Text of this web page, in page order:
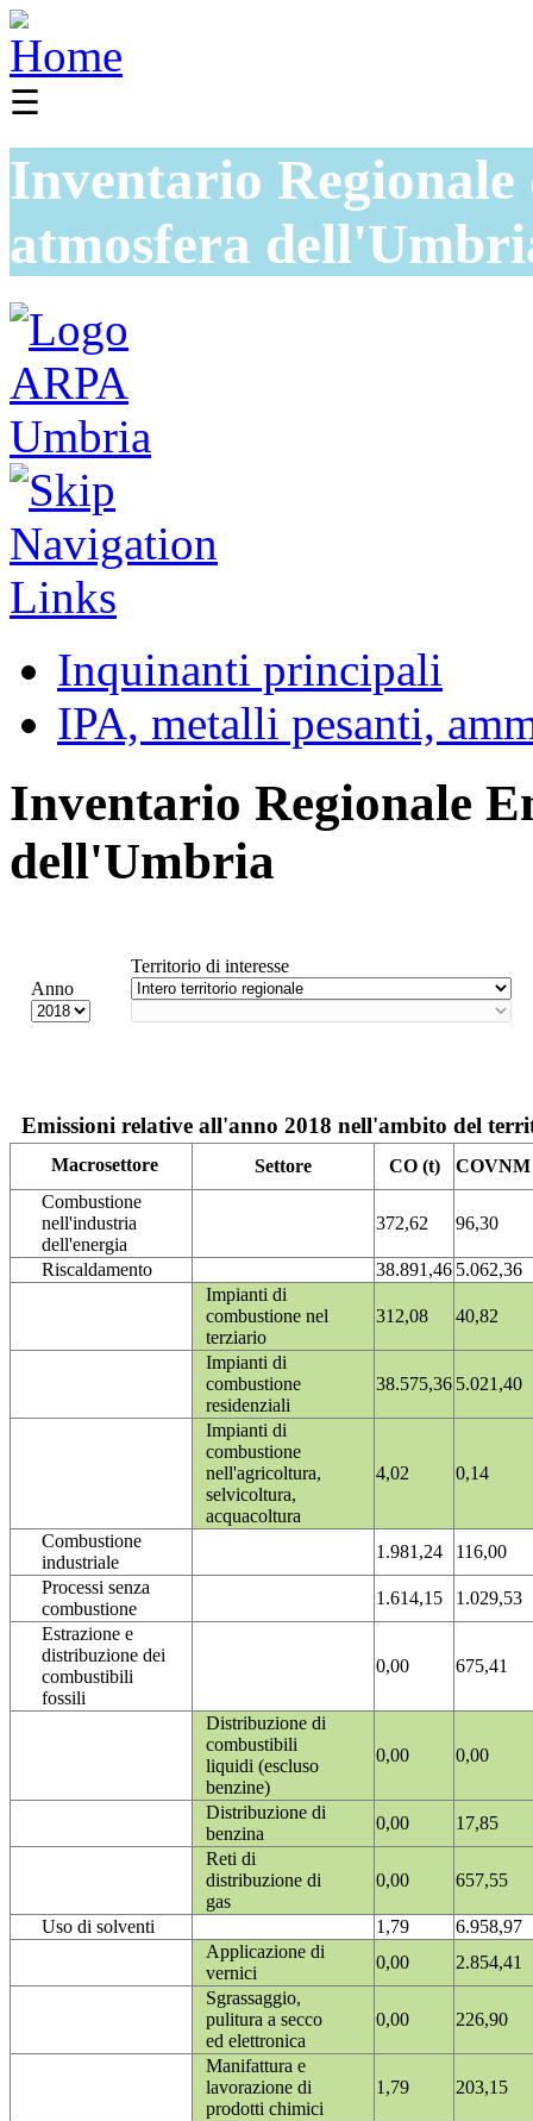
☰
Inventario
atmosfera
Inquinanti principali
IPA, metalli pesanti,
Inventario Regionale
dell'Umbria
Anno
Territorio di interesse
Emissioni relative all'anno 2018 nell'ambito del
Macrosettore Settore CO (t)
COVNM
Combustione
nell'industria
dell'energia
372,62 96,30
Riscaldamento 38.891,46 5.062,36
Impianti di
combustione nel
terziario
312,08 40,82
Impianti di
combustione
residenziali
38.575,36 5.021,40
Impianti di
combustione
nell'agricoltura,
selvicoltura,
acquacoltura
4,02 0,14
Combustione
industriale
1.981,24
116,00
Processi senza
combustione
1.614,15
1.029,53
Estrazione e
distribuzione dei
combustibili
fossili
0,00 675,41
Distribuzione di
combustibili
liquidi (escluso
benzine)
0,00 0,00
Distribuzione di
benzina
0,00
17,85
Reti di
distribuzione di
gas
0,00 657,55
Uso di solventi 1,79
6.958,97
Applicazione di
vernici
0,00
2.854,41
Sgrassaggio,
pulitura a secco
ed elettronica
0,00 226,90
Manifattura e
lavorazione di
prodotti chimici
1,79 203,15